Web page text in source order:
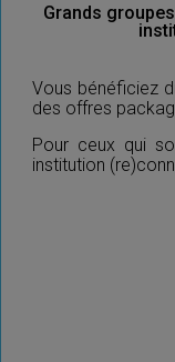
Grands
Vous bénéficiez
des offres
Pour ceux qui
institution